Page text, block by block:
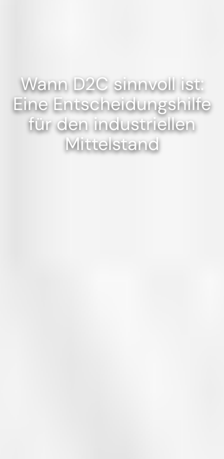
Wann D2C sinnvoll ist:
Eine Entscheidungshilfe
für den industriellen
Mittelstand